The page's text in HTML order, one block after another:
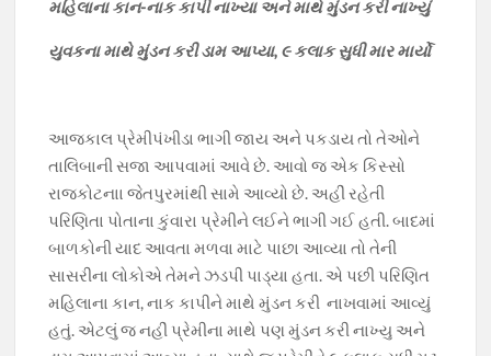
p
મહિલાના કાન-નાક કાપી નાખ્યા અને માથે મુંડન કરી નાખ્યું
યુવકના માથે મુંડન કરી ડામ આપ્યા, ૯ કલાક સુધી માર માર્યો
આજકાલ પ્રેમીપંખીડા ભાગી જાય અને પકડાય તો તેઓને
તાલિબાની સજા આપવામાં આવે છે. આવો જ એક કિસ્સો
રાજકોટનાા જેતપુરમાંથી સામે આવ્યો છે. અહીં રહેતી
પરિણિતા પોતાના કુંવારા પ્રેમીને લઈને ભાગી ગઈ હતી. બાદમાં
બાળકોની યાદ આવતા મળવા માટે પાછા આવ્યા તો તેની
સાસરીના લોકોએ તેમને ઝડપી પાડ્યા હતા. એ પછી પરિણિત
મહિલાના કાન, નાક કાપીને માથે મુંડન કરી નાખવામાં આવ્યું
હતું. એટલું જ નહીં પ્રેમીના માથે પણ મુંડન કરી નાખ્યુ અને